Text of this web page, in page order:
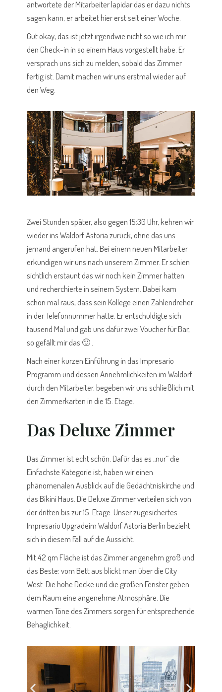
antwortete der Mitarbeiter lapidar das er dazu nichts
sagen kann, er arbeitet hier erst seit einer Woche.
Gut okay, das ist jetzt irgendwie nicht so wie ich mir
den Check-in in so einem Haus vorgestellt habe. Er
versprach uns sich zu melden, sobald das Zimmer
fertig ist. Damit machen wir uns erstmal wieder auf
den Weg.
Zwei Stunden später, also gegen 15:30 Uhr, kehren wir
wieder ins Waldorf Astoria zurück, ohne das uns
jemand angerufen hat. Bei einem neuen Mitarbeiter
erkundigen wir uns nach unserem Zimmer. Er schien
sichtlich erstaunt das wir noch kein Zimmer hatten
und recherchierte in seinem System. Dabei kam
schon mal raus, dass sein Kollege einen Zahlendreher
in der Telefonnummer hatte. Er entschuldigte sich
tausend Mal und gab uns dafür zwei Voucher für Bar,
so gefällt mir das 🙂 .
Nach einer kurzen Einführung in das Impresario
Programm und dessen Annehmlichkeiten im Waldorf
durch den Mitarbeiter, begeben wir uns schließlich mit
den Zimmerkarten in die 15. Etage.
Das Deluxe Zimmer
Das Zimmer ist echt schön. Dafür das es „nur“ die
Einfachste Kategorie ist, haben wir einen
phänomenalen Ausblick auf die Gedächtniskirche und
das Bikini Haus. Die Deluxe Zimmer verteilen sich von
der dritten bis zur 15. Etage. Unser zugesichertes
Impresario Upgradeim Waldorf Astoria Berlin bezieht
sich in diesem Fall auf die Aussicht.
Mit 42 qm Fläche ist das Zimmer angenehm groß und
das Beste: vom Bett aus blickt man über die City
West. Die hohe Decke und die großen Fenster geben
dem Raum eine angenehme Atmosphäre. Die
warmen Töne des Zimmers sorgen für entsprechende
Behaglichkeit.